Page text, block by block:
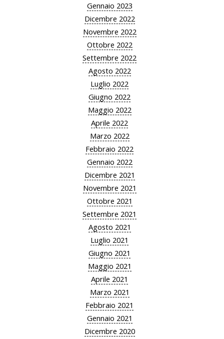
Gennaio 2023
Dicembre 2022
Novembre 2022
Ottobre 2022
Settembre 2022
Agosto 2022
Luglio 2022
Giugno 2022
Maggio 2022
Aprile 2022
Marzo 2022
Febbraio 2022
Gennaio 2022
Dicembre 2021
Novembre 2021
Ottobre 2021
Settembre 2021
Agosto 2021
Luglio 2021
Giugno 2021
Maggio 2021
Aprile 2021
Marzo 2021
Febbraio 2021
Gennaio 2021
Dicembre 2020